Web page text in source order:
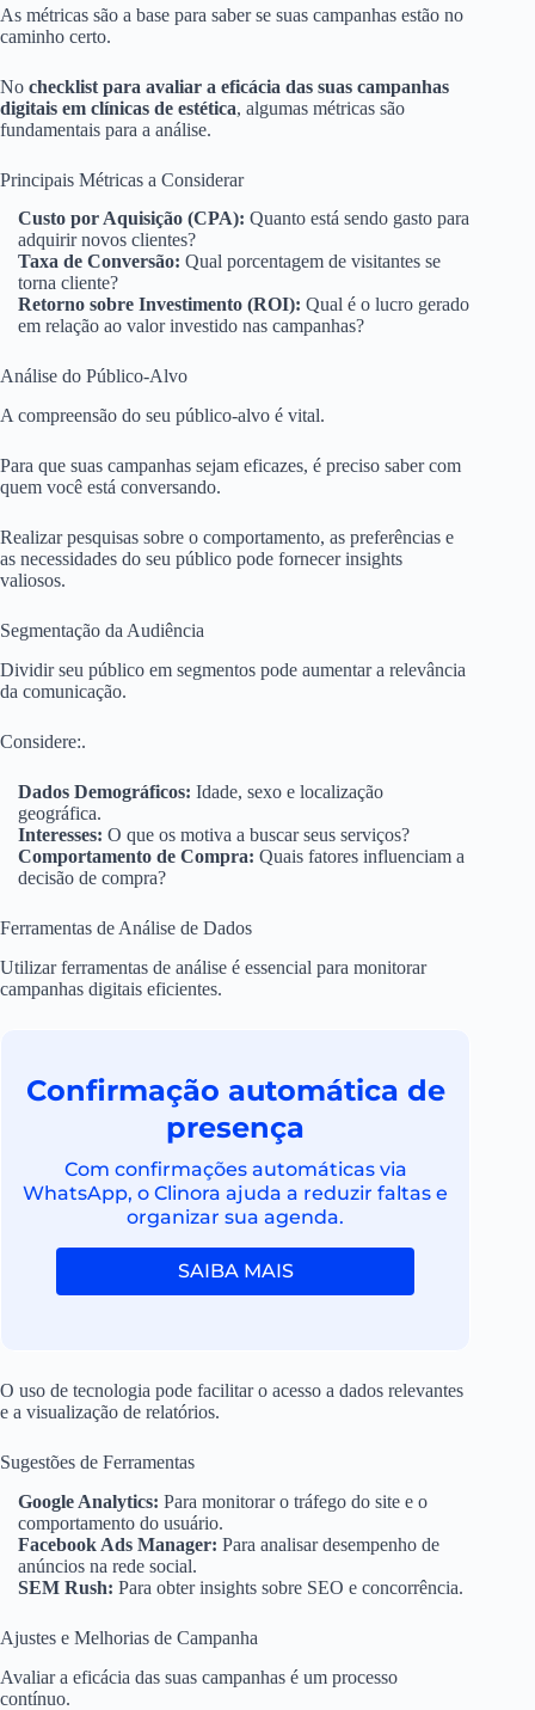
As métricas são a base para saber se suas campanhas estão no
caminho certo.
No checklist para avaliar a eficácia das suas campanhas
digitais em clínicas de estética, algumas métricas são
fundamentais para a análise.
Principais Métricas a Considerar
Custo por Aquisição (CPA): Quanto está sendo gasto para
adquirir novos clientes?
Taxa de Conversão: Qual porcentagem de visitantes se
torna cliente?
Retorno sobre Investimento (ROI): Qual é o lucro gerado
em relação ao valor investido nas campanhas?
Análise do Público-Alvo
A compreensão do seu público-alvo é vital.
Para que suas campanhas sejam eficazes, é preciso saber com
quem você está conversando.
Realizar pesquisas sobre o comportamento, as preferências e
as necessidades do seu público pode fornecer insights
valiosos.
Segmentação da Audiência
Dividir seu público em segmentos pode aumentar a relevância
da comunicação.
Considere:.
Dados Demográficos: Idade, sexo e localização
geográfica.
Interesses: O que os motiva a buscar seus serviços?
Comportamento de Compra: Quais fatores influenciam a
decisão de compra?
Ferramentas de Análise de Dados
Utilizar ferramentas de análise é essencial para monitorar
campanhas digitais eficientes.
Confirmação automática de
presença
Com confirmações automáticas via
WhatsApp, o Clinora ajuda a reduzir faltas e
organizar sua agenda.
SAIBA MAIS
O uso de tecnologia pode facilitar o acesso a dados relevantes
e a visualização de relatórios.
Sugestões de Ferramentas
Google Analytics: Para monitorar o tráfego do site e o
comportamento do usuário.
Facebook Ads Manager: Para analisar desempenho de
anúncios na rede social.
SEM Rush: Para obter insights sobre SEO e concorrência.
Ajustes e Melhorias de Campanha
Avaliar a eficácia das suas campanhas é um processo
contínuo.